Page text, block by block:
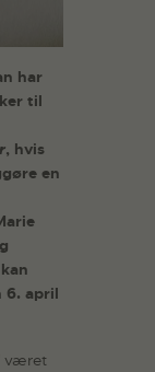
har
til
, hvis
en
6. april
været